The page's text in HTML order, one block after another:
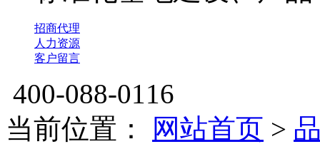
招商代理
人力资源
客户留言
400-088-0116
当前位置：
网站首页 >